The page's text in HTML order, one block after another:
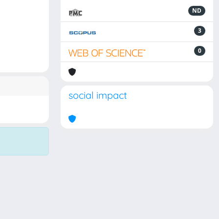
ND
3
0
social impact